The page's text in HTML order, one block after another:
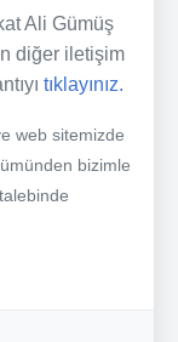
Ali Gümüş
diğer iletişim
tıklayınız.
web sitemizde
bizimle